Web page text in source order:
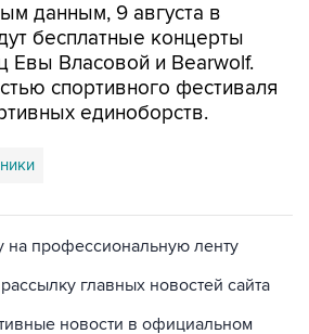
данным, 9 августа в
бесплатные концерты
Евы Власовой и Bearwolf.
спортивного фестиваля
единоборств.
на профессиональную ленту
главных новостей сайта
новости в официальном